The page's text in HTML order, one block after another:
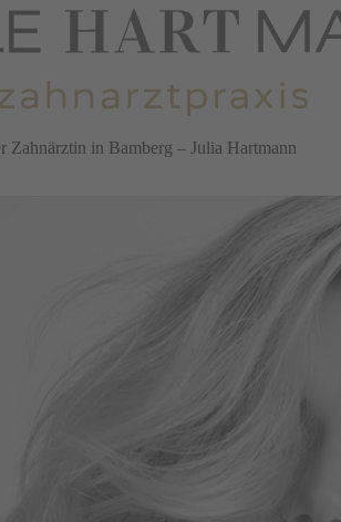
Zahnärztin in Bamberg – Julia Hartmann